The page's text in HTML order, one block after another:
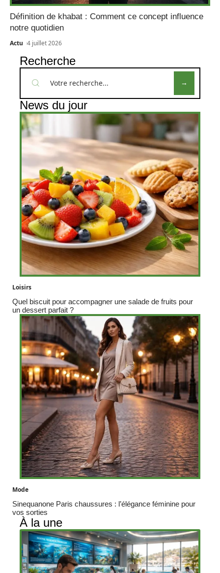
Définition de khabat : Comment ce concept influence
notre quotidien
Actu 4 juillet 2026
Recherche
News du jour
Loisirs
Quel biscuit pour accompagner une salade de fruits pour
un dessert parfait ?
Mode
Sinequanone Paris chaussures : l’élégance féminine pour
vos sorties
À la une